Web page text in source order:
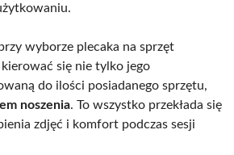
wyborze plecaka na sprzęt
się nie tylko jego
do ilości posiadanego sprzętu,
noszenia. To wszystko przekłada się
zdjęć i komfort podczas sesji